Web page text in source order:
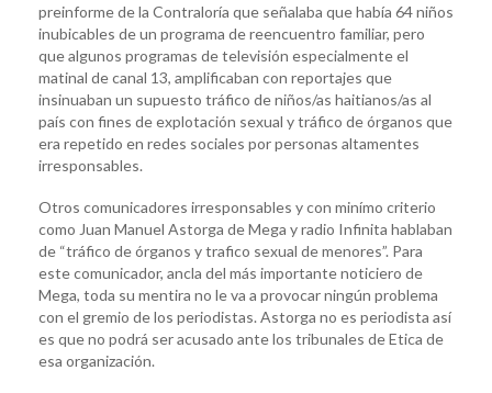
preinforme de la Contraloría que señalaba que había 64 niños
inubicables de un programa de reencuentro familiar, pero
que algunos programas de televisión especialmente el
matinal de canal 13, amplificaban con reportajes que
insinuaban un supuesto tráfico de niños/as haitianos/as al
país con fines de explotación sexual y tráfico de órganos que
era repetido en redes sociales por personas altamentes
irresponsables.
Otros comunicadores irresponsables y con minímo criterio
como Juan Manuel Astorga de Mega y radio Infinita hablaban
de “tráfico de órganos y trafico sexual de menores”. Para
este comunicador, ancla del más importante noticiero de
Mega, toda su mentira no le va a provocar ningún problema
con el gremio de los periodistas. Astorga no es periodista así
es que no podrá ser acusado ante los tribunales de Etica de
esa organización.